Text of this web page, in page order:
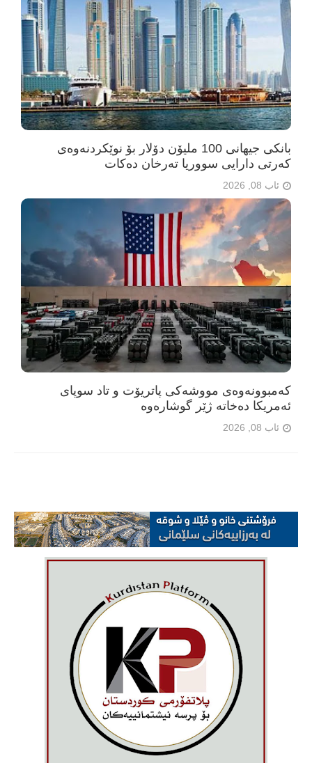
بانکی جیهانی 100 ملیۆن دۆلار بۆ نوێکردنەوەی
کەرتی دارایی سووریا تەرخان دەکات
ئاب 08, 2026
کەمبوونەوەی مووشەکی پاتریۆت و تاد سوپای
ئەمریکا دەخاتە ژێر گوشارەوە
ئاب 08, 2026